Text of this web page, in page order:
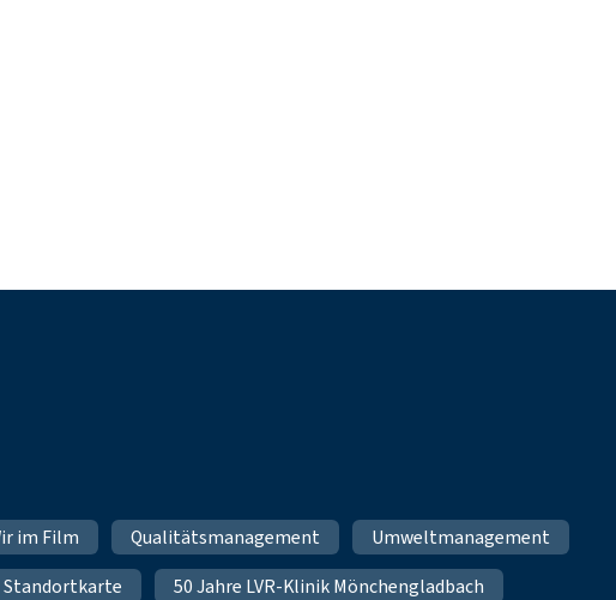
im Film Qualitätsmanagement
Umweltmanagement
Standortkarte 50 Jahre LVR-Klinik Mönchengladbach